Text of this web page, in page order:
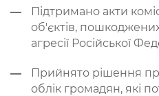
Підтримано акти
об'єктів,
агресії Російської
Прийнято рішення
облік громадян, які